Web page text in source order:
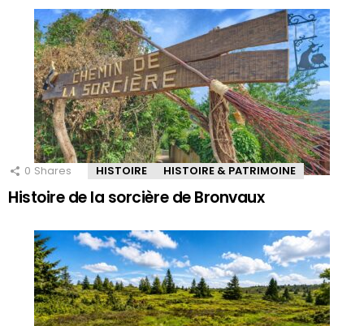
0 Shares HISTOIRE HISTOIRE & PATRIMOINE
Histoire de la sorcière de Bronvaux